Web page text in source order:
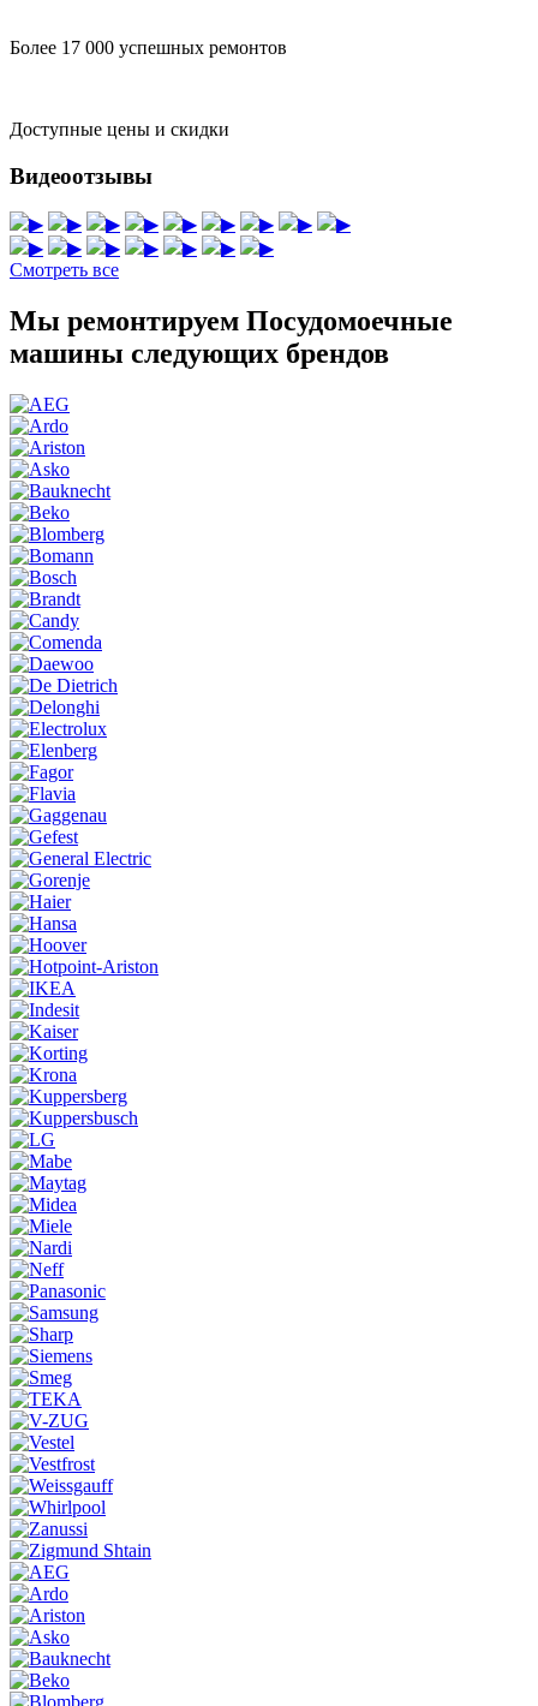
Более 17 000 успешных ремонтов
Доступные цены и скидки
Видеоотзывы
▶ ▶ ▶ ▶ ▶ ▶ ▶ ▶
▶
▶
▶ ▶ ▶ ▶ ▶
▶
Смотреть все
Мы ремонтируем Посудомоечные
машины следующих брендов